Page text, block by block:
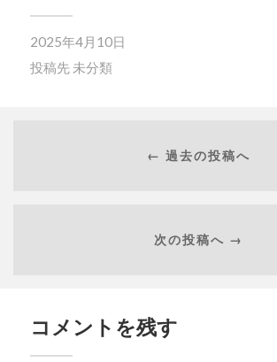
2025年4月10日
投稿先 未分類
← 過去の投稿へ
次の投稿へ →
コメントを残す